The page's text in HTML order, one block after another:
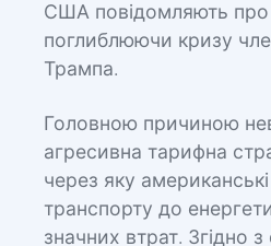
США повідомляють про
поглиблюючи кризу
Трампа.
Головною причиною
агресивна тарифна
через яку американські
транспорту до
значних втрат. Згідно з